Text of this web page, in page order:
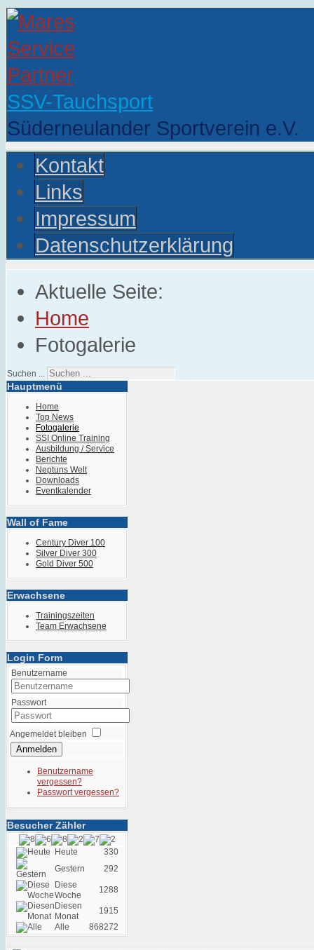
SSV-Tauchsport
Süderneulander Sportverein e.V.
Kontakt
Links
Impressum
Datenschutzerklärung
Aktuelle Seite:
Home
Fotogalerie
Suchen ...
Hauptmenü
Home
Top News
Fotogalerie
SSI Online Training
Ausbildung / Service
Berichte
Neptuns Welt
Downloads
Eventkalender
Wall of Fame
Century Diver 100
Silver Diver 300
Gold Diver 500
Erwachsene
Trainingszeiten
Team Erwachsene
Login Form
Benutzername
Passwort
Angemeldet bleiben
Anmelden
Benutzername
vergessen?
Passwort vergessen?
Besucher Zähler
Heute
330
Gestern
292
Diese
Woche
1288
Diesen
Monat
1915
Alle
868272